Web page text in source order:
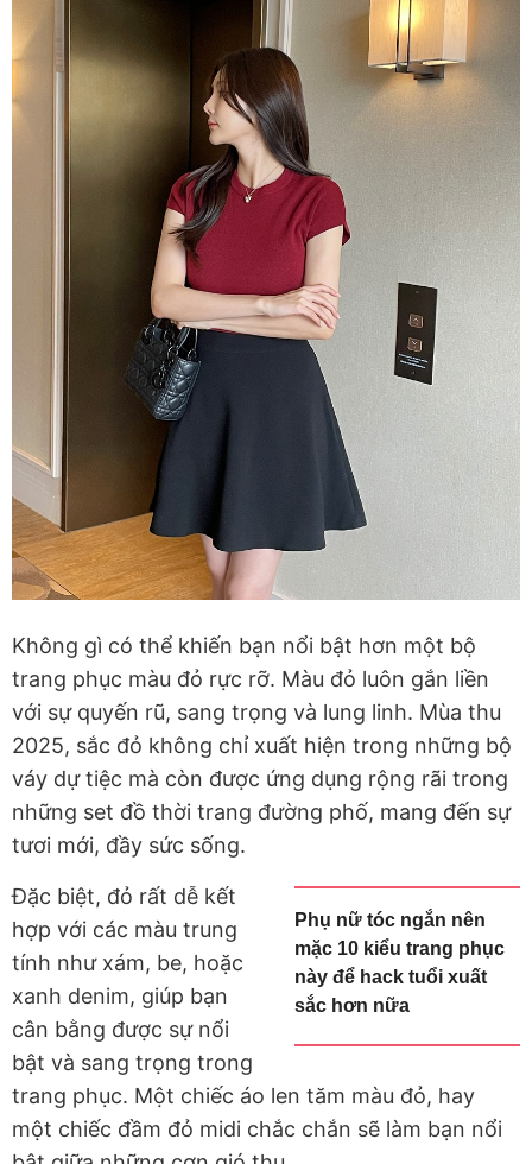
Không gì có thể khiến bạn nổi bật hơn một bộ
trang phục màu đỏ rực rỡ. Màu đỏ luôn gắn liền
với sự quyến rũ, sang trọng và lung linh. Mùa thu
2025, sắc đỏ không chỉ xuất hiện trong những bộ
váy dự tiệc mà còn được ứng dụng rộng rãi trong
những set đồ thời trang đường phố, mang đến sự
tươi mới, đầy sức sống.
Phụ nữ tóc ngắn nên
mặc 10 kiểu trang phục
này để hack tuổi xuất
sắc hơn nữa
Đặc biệt, đỏ rất dễ kết
hợp với các màu trung
tính như xám, be, hoặc
xanh denim, giúp bạn
cân bằng được sự nổi
bật và sang trọng trong
trang phục. Một chiếc áo len tăm màu đỏ, hay
một chiếc đầm đỏ midi chắc chắn sẽ làm bạn nổi